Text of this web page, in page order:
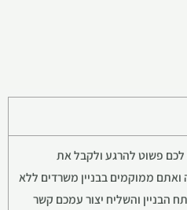
פשוט להרגע ולקבל את
ממוקמים בבניין משרדים ללא
הבניין והשליח יצור עמכם קשר